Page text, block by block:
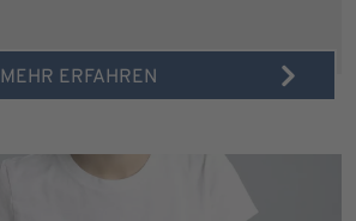
MEHR ERFAHREN